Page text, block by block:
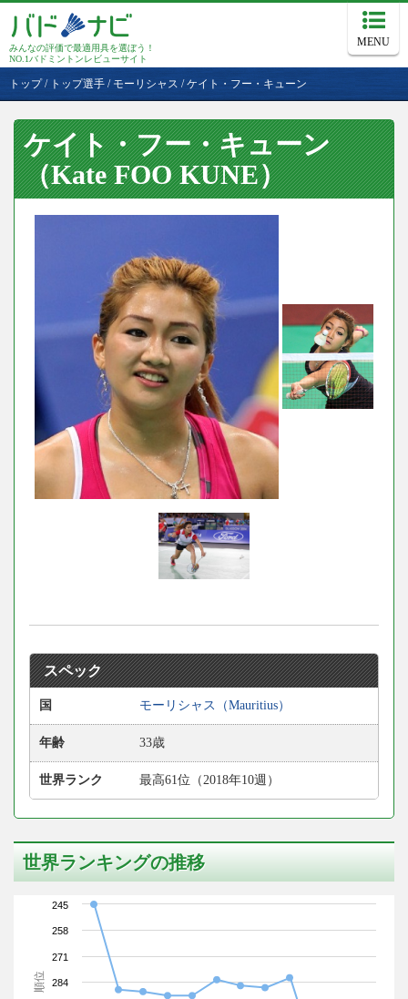
みんなの評価で最適用具を選ぼう！
NO.1バドミントンレビューサイト
MENU
トップ/ トップ選手 / モーリシャス /ケイト・フー・キューン
ケイト・フー・キューン
（Kate FOO KUNE）
スペック
国 モーリシャス（Mauritius）
年齢 33歳
世界ランク 最高61位（2018年10週）
世界ランキングの推移
順位
245
258
271
284